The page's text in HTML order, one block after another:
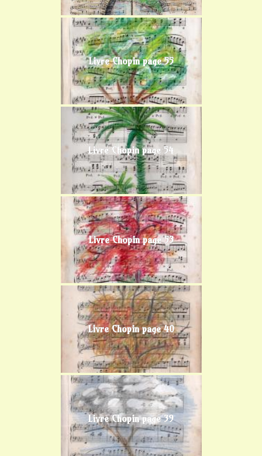
Livre Chopin page 55
Livre Chopin page 54
Livre Chopin page 53
Livre Chopin page 40
Livre Chopin page 39